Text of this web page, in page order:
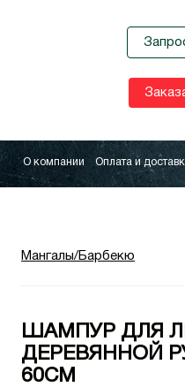
О компании Оплата и
Мангалы/Барбекю
ШАМПУР ДЛЯ
ДЕРЕВЯННОЙ
60СМ